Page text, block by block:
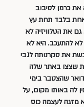
את כרמן לסיבוב
בלבד תחת עץ
גם את הטלוויזיה לא
לא להתעכב. היא לא
את סקרנותה לגבי
שצצו באתר שלה
שהצטבר בימי
לה באותו מקום, על
מזגה לעצמה כוס